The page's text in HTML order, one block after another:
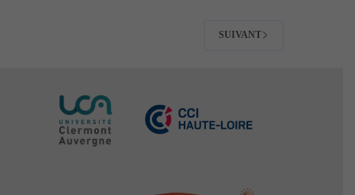
SUIVANT